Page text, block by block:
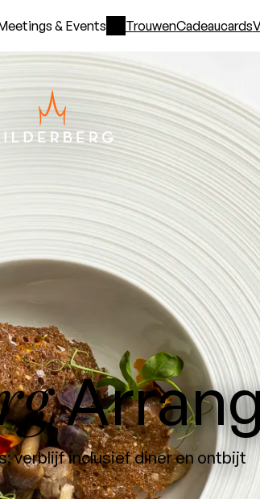
& Events TrouwenCadeaucards
verblijf inclusief diner en ontbijt